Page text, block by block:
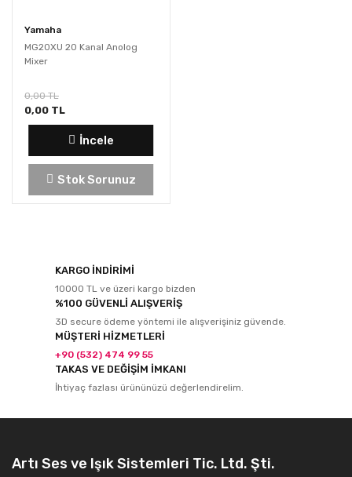
Yamaha
MG20XU 20 Kanal Anolog
Mixer
0,00 TL
0,00 TL
İncele
Stok Sorunuz
KARGO İNDİRİMİ
10000 TL ve üzeri kargo bizden
%100 GÜVENLİ ALIŞVERİŞ
3D secure ödeme yöntemi ile alışverişiniz güvende.
MÜŞTERİ HİZMETLERİ
+90 (532) 474 99 55
TAKAS VE DEĞİŞİM İMKANI
İhtiyaç fazlası ürününüzü değerlendirelim.
Artı Ses ve Işık Sistemleri Tic. Ltd. Şti.